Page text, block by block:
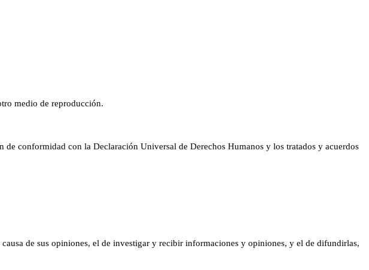
medio de reproducción.
conformidad con la Declaración Universal de Derechos Humanos y los tratados y acuerdos
de sus opiniones, el de investigar y recibir informaciones y opiniones, y el de difundirlas,